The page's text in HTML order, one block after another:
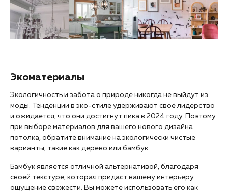
Экоматериалы
Экологичность и забота о природе никогда не выйдут из
моды. Тенденции в эко-стиле удерживают своё лидерство
и ожидается, что они достигнут пика в 2024 году. Поэтому
при выборе материалов для вашего нового дизайна
потолка, обратите внимание на экологически чистые
варианты, такие как дерево или бамбук.
Бамбук является отличной альтернативой, благодаря
своей текстуре, которая придаст вашему интерьеру
ощущение свежести. Вы можете использовать его как